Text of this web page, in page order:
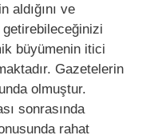
aldığını ve
getirebileceğinizi
büyümenin itici
Gazetelerin
olmuştur.
sonrasında
rahat